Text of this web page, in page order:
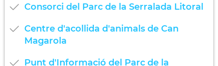
Consorci del Parc de la Serralada Litoral
Centre d'acollida d'animals de Can
Magarola
Punt d'Informació del Parc de la